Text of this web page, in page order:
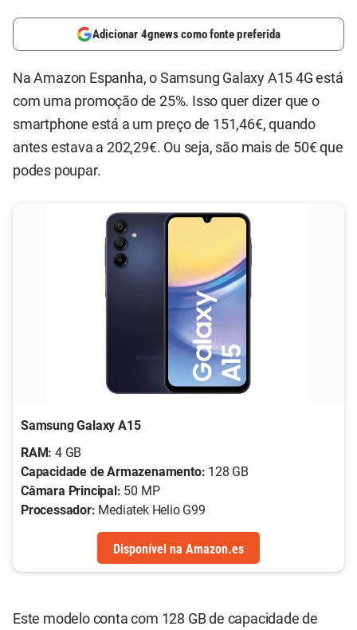
Adicionar 4gnews como fonte preferida
Na Amazon Espanha, o Samsung Galaxy A15 4G está
com uma promoção de 25%. Isso quer dizer que o
smartphone está a um preço de 151,46€, quando
antes estava a 202,29€. Ou seja, são mais de 50€ que
podes poupar.
Samsung Galaxy A15
RAM: 4 GB
Capacidade de Armazenamento: 128 GB
Câmara Principal: 50 MP
Processador: Mediatek Helio G99
Disponível na Amazon.es
Este modelo conta com 128 GB de capacidade de